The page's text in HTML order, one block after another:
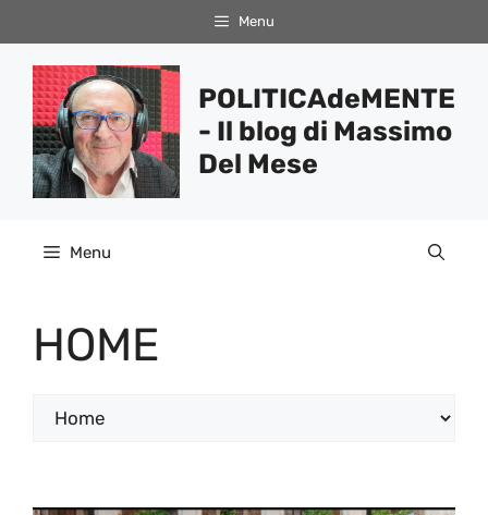
al
contenuto
Menu
POLITICAdeMENTE
- Il blog di Massimo
Del Mese
Menu
HOME